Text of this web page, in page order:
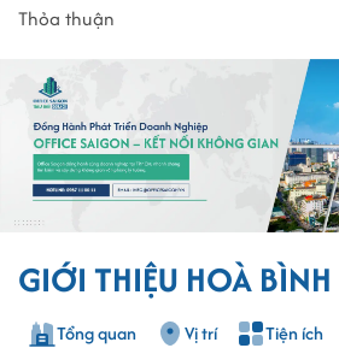
Thỏa thuận
GIỚI THIỆU HOÀ
Tổng quan Vị trí Tiện ích